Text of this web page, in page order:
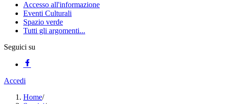
Accesso all'informazione
Eventi Culturali
Spazio verde
Tutti gli argomenti...
Seguici su
Accedi
Home/